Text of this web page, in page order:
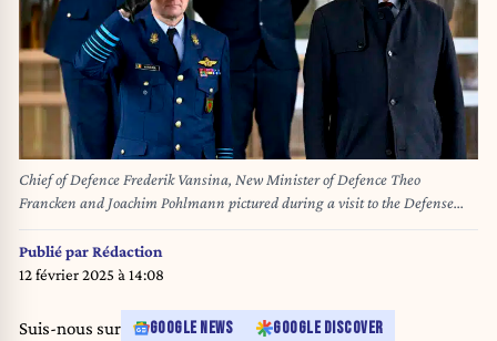
Chief of Defence Frederik Vansina, New Minister of Defence Theo
Francken and Joachim Pohlmann pictured during a visit to the Defense
Headquarters in Evere, Tuesday 11 February 2025. BELGA PHOTO DIRK
WAEM
Publié parRédaction
12 février 2025 à 14:08
Suis-nous sur GOOGLE NEWS GOOGLE DISCOVER